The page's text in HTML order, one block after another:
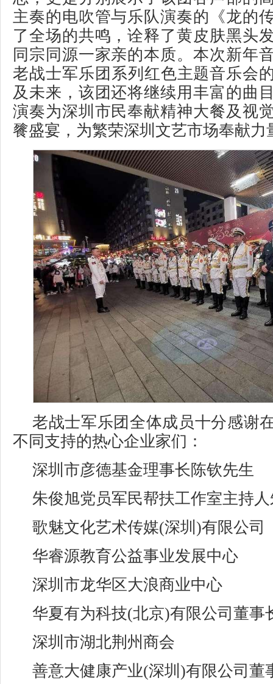
主奏的电吹管与乐队演奏的《龙的
了全场的共鸣，诠释了黄皮肤黑头
同宗同源一家亲的本质。本次新年
老战士军乐团系列红色主题音乐会
及未来，该团还将继续用丰富的曲
演奏为深圳市民奉献精神大餐及视
餮盛宴，为繁荣深圳文艺市场奉献力
老战士军乐团全体成员十分感谢
不同支持的热心企业家们：
深圳市彦德基金理事长陈钦先生
朱俊旭党员军民帮扶工作室主持
歌魅文化艺术传媒(深圳)有限公司
华睿源教育公益事业发展中心
深圳市龙华区大浪商业中心
华夏有为科技(北京)有限公司董事
深圳市湖北荆州商会
善意大健康产业(深圳)有限公司董